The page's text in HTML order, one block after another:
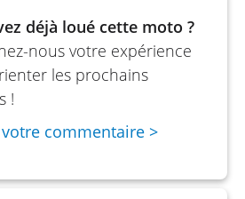
débattement 120mm
- mono amortisseur, réglable
débattement 130mm
diamètre 320 mm
déjà loué cette moto ?
nous votre expérience
les prochains
!
commentaire >